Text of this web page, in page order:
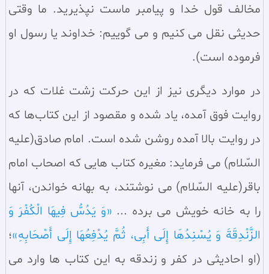
مخالف قول خدا و پیامبر ماست نپذیرید. ما وقتی
حدیثی نقل می‌ کنیم و می‌ گوییم: خداوند یا رسول او
فرموده است).
در موارد دیگری نیز از این حرکت زشت غلات که در
روایت فوق آمده، یاد شده و مقصود از این کتاب‌ها که
در روایت بالا آمده روشن شده است. امام صادق(علیه
السّلام) می‌ فرماید: مغیره کتاب‌ هایی که اصحاب امام
باقر(علیه السّلام) می‌ نوشتند، به بهانه خواندن، آنها
را به خانه خویش می‌ برده ... «وَ یَدُسُّ فِیهَا الْکُفْرَ وَ
الزَّنْدِقَةَ وَ یُسْنِدُهَا إِلَی أَبِی، ثُمَّ یُدْفِعُهَا إِلَی أَصْحَابِهِ»؛
(او احادیثی در کفر و زندقه به این کتاب‌ ها وارد می‌